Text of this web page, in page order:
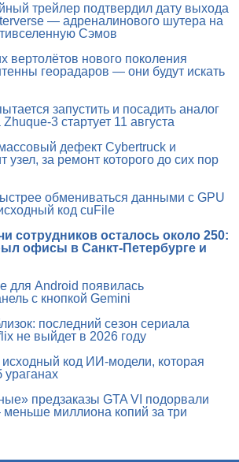
трейлер подтвердил дату выхода
— адреналинового шутера на
Сэмов
вертолётов нового поколения
георадаров — они будут искать
запустить и посадить аналог
3 стартует 11 августа
дефект Cybertruck и
узел, за ремонт которого до сих пор
обмениваться данными с GPU
код cuFile
сотрудников осталось около 250:
офисы в Санкт-Петербурге и
для Android появилась
с кнопкой Gemini
последний сезон сериала
не выйдет в 2026 году
код ИИ-модели, которая
ураганах
предзаказы GTA VI подорвали
миллиона копий за три